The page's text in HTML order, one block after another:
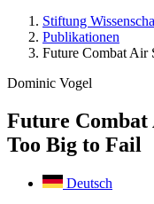
Stiftung
Publikationen
Future Combat Air
Dominic Vogel
Future Combat
Too Big to Fail
Deutsch